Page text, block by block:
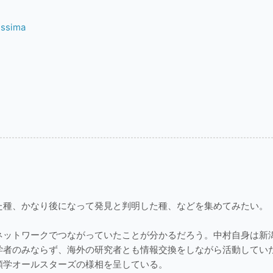
、かなり後になって発見と判明した種、などを集めてみたい。
トワークでつながっていたことが分かるだろう。中村自身は新
のみならず、海外の研究者とも情報交換をしながら活動してい
オールスターズの様相を呈している。